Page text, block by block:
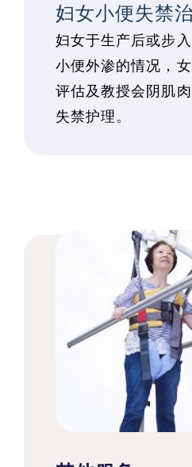
妇女小便失禁
妇女于生产后或步
小便外渗的情况，
评估及教授会阴肌
失禁护理。